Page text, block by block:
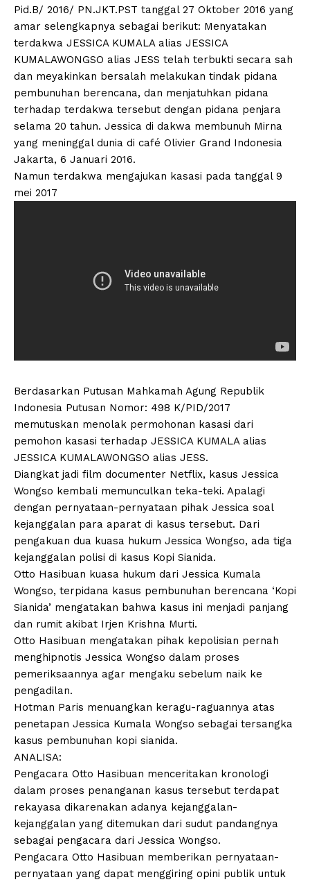
Pid.B/ 2016/ PN.JKT.PST tanggal 27 Oktober 2016 yang
amar selengkapnya sebagai berikut: Menyatakan
terdakwa JESSICA KUMALA alias JESSICA
KUMALAWONGSO alias JESS telah terbukti secara sah
dan meyakinkan bersalah melakukan tindak pidana
pembunuhan berencana, dan menjatuhkan pidana
terhadap terdakwa tersebut dengan pidana penjara
selama 20 tahun. Jessica di dakwa membunuh Mirna
yang meninggal dunia di café Olivier Grand Indonesia
Jakarta, 6 Januari 2016.
Namun terdakwa mengajukan kasasi pada tanggal 9
mei 2017
Berdasarkan Putusan Mahkamah Agung Republik
Indonesia Putusan Nomor: 498 K/PID/2017
memutuskan menolak permohonan kasasi dari
pemohon kasasi terhadap JESSICA KUMALA alias
JESSICA KUMALAWONGSO alias JESS.
Diangkat jadi film documenter Netflix, kasus Jessica
Wongso kembali memunculkan teka-teki. Apalagi
dengan pernyataan-pernyataan pihak Jessica soal
kejanggalan para aparat di kasus tersebut. Dari
pengakuan dua kuasa hukum Jessica Wongso, ada tiga
kejanggalan polisi di kasus Kopi Sianida.
Otto Hasibuan kuasa hukum dari Jessica Kumala
Wongso, terpidana kasus pembunuhan berencana ‘Kopi
Sianida’ mengatakan bahwa kasus ini menjadi panjang
dan rumit akibat Irjen Krishna Murti.
Otto Hasibuan mengatakan pihak kepolisian pernah
menghipnotis Jessica Wongso dalam proses
pemeriksaannya agar mengaku sebelum naik ke
pengadilan.
Hotman Paris menuangkan keragu-raguannya atas
penetapan Jessica Kumala Wongso sebagai tersangka
kasus pembunuhan kopi sianida.
ANALISA:
Pengacara Otto Hasibuan menceritakan kronologi
dalam proses penanganan kasus tersebut terdapat
rekayasa dikarenakan adanya kejanggalan-
kejanggalan yang ditemukan dari sudut pandangnya
sebagai pengacara dari Jessica Wongso.
Pengacara Otto Hasibuan memberikan pernyataan-
pernyataan yang dapat menggiring opini publik untuk